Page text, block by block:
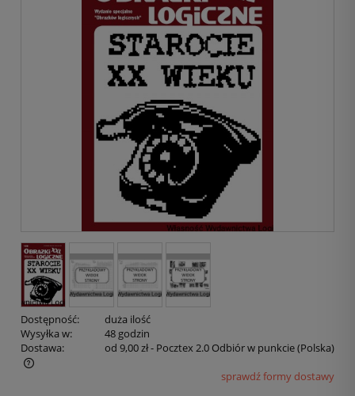
Dostępność:
duża ilość
Wysyłka w:
48 godzin
Dostawa:
od 9,00 zł- Pocztex 2.0 Odbiór w punkcie(Polska)
sprawdź formy dostawy